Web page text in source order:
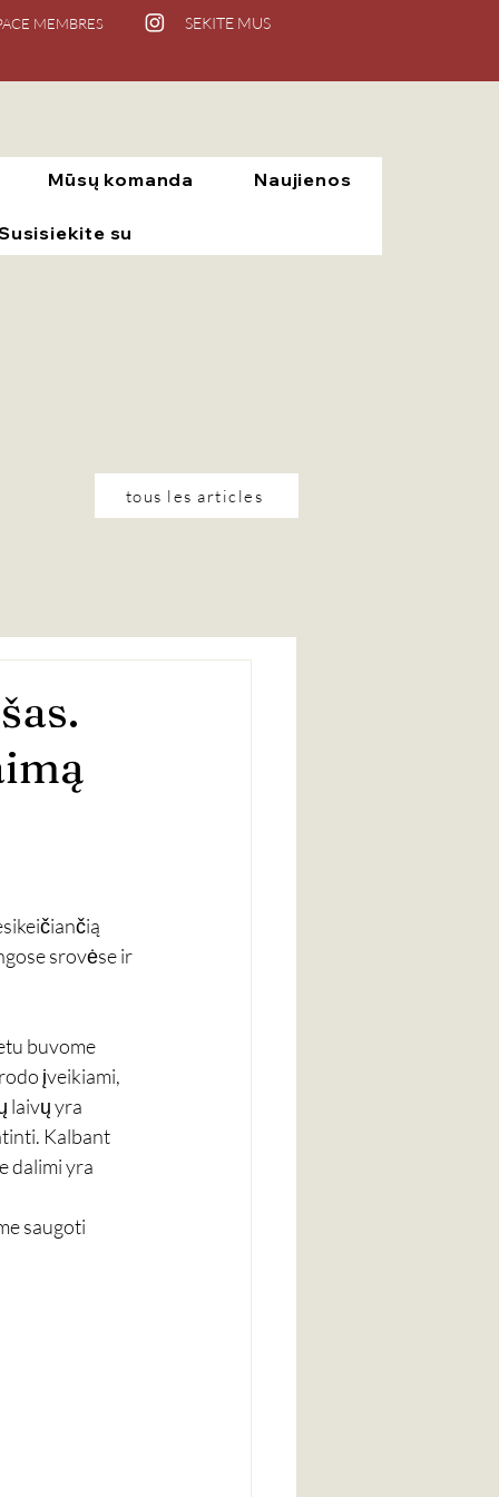
MEMBRES SEKITE MUS
Mūsų komanda Naujienos
su
tous les articles
srovėse ir
buvome
įveikiami,
laivų yra
Kalbant
dalimi yra
saugoti